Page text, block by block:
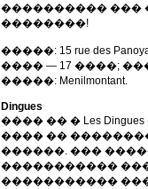
���������� ���
��������!
�����: 15 rue des
���� — 17 ����;
�����: Menilmontant.
Dingues
���� �� � Les
���� ��
������. ���
�����������
�����������